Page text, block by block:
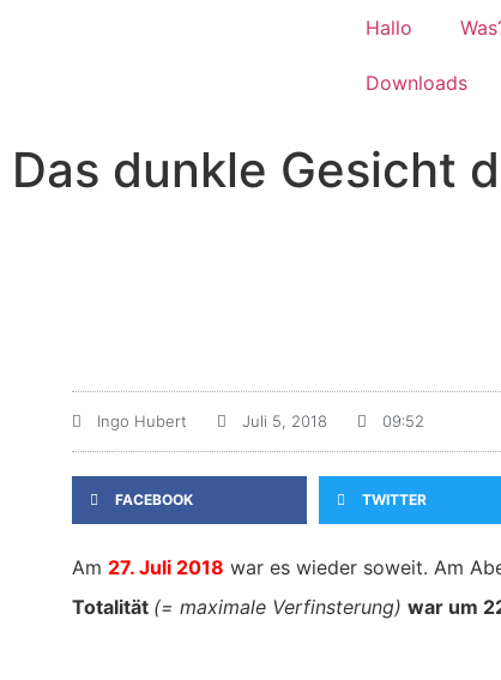
Hallo
Downloads
Das dunkle Gesicht
Ingo Hubert Juli 5, 2018 09:52
FACEBOOK TWITTER
Am 27. Juli 2018 war es wieder soweit. Am
Totalität (= maximale Verfinsterung) war um